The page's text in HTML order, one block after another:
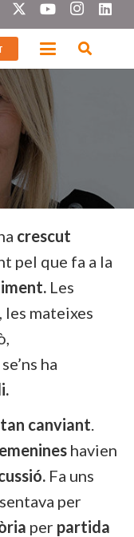
crescut
pel que fa a la
Les
mateixes
ha
canviant.
havien
Fa uns
per
per partida